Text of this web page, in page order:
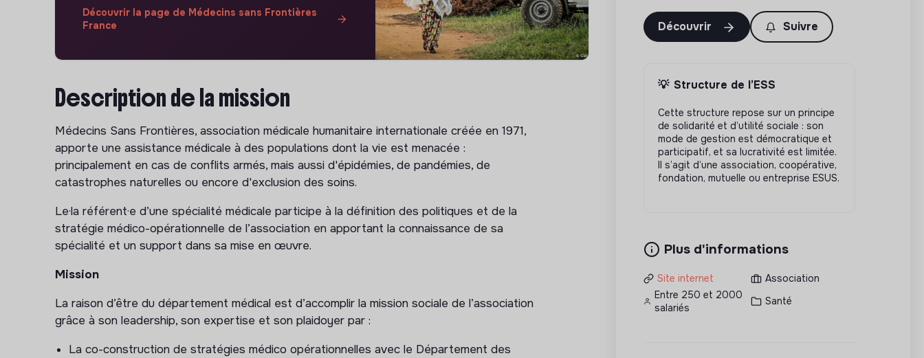
Découvrir la page de Médecins sans Frontières
France
Description de la mission
Médecins Sans Frontières, association médicale humanitaire internationale créée en 1971,
apporte une assistance médicale à des populations dont la vie est menacée :
principalement en cas de conflits armés, mais aussi d'épidémies, de pandémies, de
catastrophes naturelles ou encore d'exclusion des soins.
Le·la référent·e d’une spécialité médicale participe à la définition des politiques et de la
stratégie médico-opérationnelle de l’association en apportant la connaissance de sa
spécialité et un support dans sa mise en œuvre.
Mission
La raison d’être du département médical est d’accomplir la mission sociale de l’association
grâce à son leadership, son expertise et son plaidoyer par :
La co-construction de stratégies médico opérationnelles avec le Département des
Découvrir Suivre
💡 Structure de l’ESS
Cette structure repose sur un principe
de solidarité et d’utilité sociale : son
mode de gestion est démocratique et
participatif, et sa lucrativité est limitée.
Il s’agit d’une association, coopérative,
fondation, mutuelle ou entreprise ESUS.
Plus d'informations
Site internet
Association
Entre 250 et 2000
salariés
Santé